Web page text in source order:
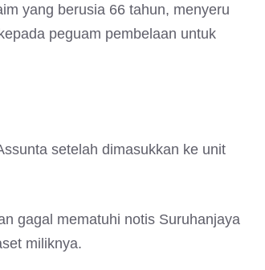
yang berusia 66 tahun, menyeru
peguam pembelaan untuk
setelah dimasukkan ke unit
gagal mematuhi notis Suruhanjaya
miliknya.